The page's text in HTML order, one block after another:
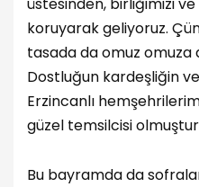
üstesinden, birliğimizi
koruyarak geliyoruz.
tasada da omuz omuza
Dostluğun kardeşliğin
Erzincanlı
güzel temsilcisi
Bu bayramda da